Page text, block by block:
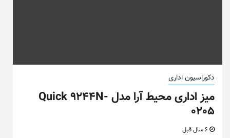
دکوراسیون اداری
میز اداری محیط آرا مدل Quick 9244N-
0205